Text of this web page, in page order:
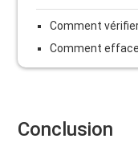
Comment
Comment
Conclusion